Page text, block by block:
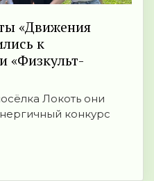
«Движения
к
«Физкульт-
Локоть они
конкурс